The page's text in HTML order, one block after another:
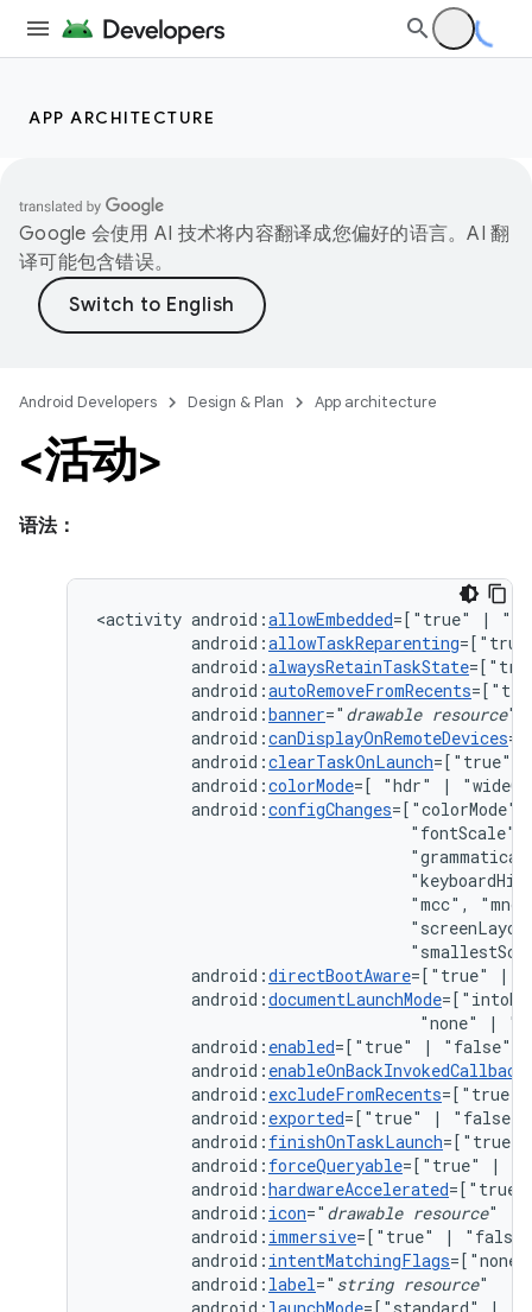
APP ARCHITECTURE
Google 会使用 AI 技术将内容翻译成您偏好的语言。AI 翻
译可能包含错误。
Android Developers Design & Plan App architecture
<活动>
语法：
<activity android:allowEmbedded=["true"
|
android:allowTaskReparenting
android:alwaysRetainTaskState
android:autoRemoveFromRecents
android:banner=" drawable resource
android:canDisplayOnRemoteDevices
android:clearTaskOnLaunch=["true"
android:colorMode=[ "hdr"
|
android:configChanges=["colorMode",
"fontScale",
"mcc",
android:directBootAware=["true"
|
android:documentLaunchMode
"none"
|
android: enabled=["true" |
android: enableOnBackInvokedCallback
android: excludeFromRecents=["true"
android: exported=["true" |
android: finishOnTaskLaunch=["true"
android: forceQueryable=["true"
|
android:hardwareAccelerated=["true"
android: icon=" drawable resource
android: immersive=["true"
|
android: intentMatchingFlags=["none"
android: label=" string resource